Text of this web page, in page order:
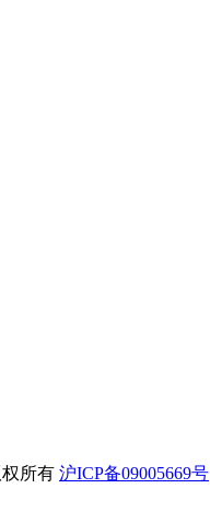
所有 沪ICP备09005669号